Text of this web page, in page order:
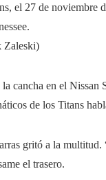
el 27 de noviembre
Zaleski)
cancha en el Nissan
de los Titans
gritó a la
el trasero.